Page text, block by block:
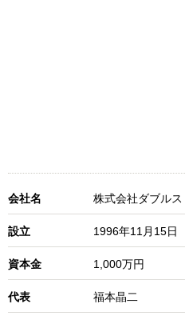
会社名 株式会社ダブル
設立 1996年11月15日
資本金 1,000万円
代表 福本晶二